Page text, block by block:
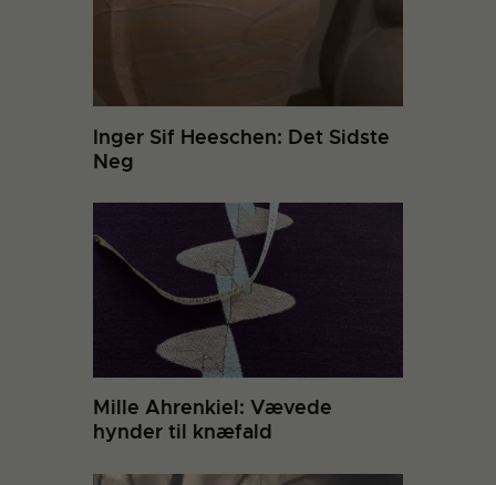
Inger Sif Heeschen: Det Sidste
Neg
Mille Ahrenkiel: Vævede
hynder til knæfald